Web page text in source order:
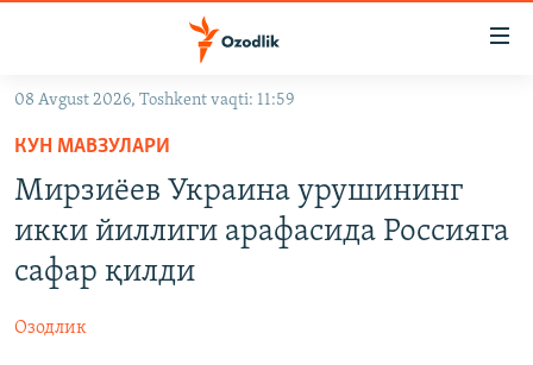
Асосий
навигацияга
ўтинг
Қидиришга
ўтинг
OZODARXIV
На русском
ИЖТИМОИЙ ТАРМОҚЛАР
08 Avgust 2026, Toshkent vaqti: 11:59
КУН МАВЗУЛАРИ
Мирзиёев Украина урушининг
икки йиллиги арафасида Россияга
сафар қилди
Озодлик